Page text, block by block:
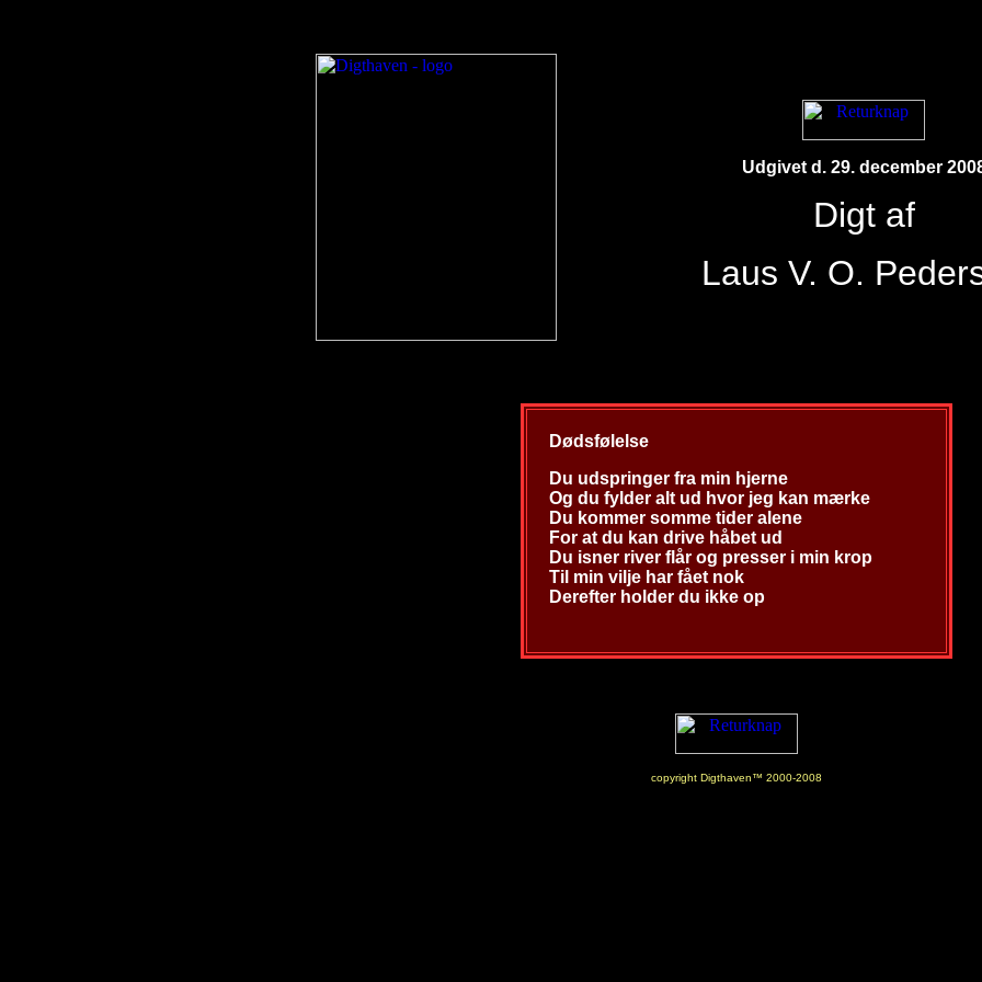
Udgivet d. 29. december
Digt af
Laus V. O.
Dødsfølelse
Du udspringer fra min hjerne
Og du fylder alt ud hvor jeg kan mærke
Du kommer somme tider alene
For at du kan drive håbet ud
Du isner river flår og presser i min krop
Til min vilje har fået nok
Derefter holder du ikke op
copyright Digthaven™ 2000-2008